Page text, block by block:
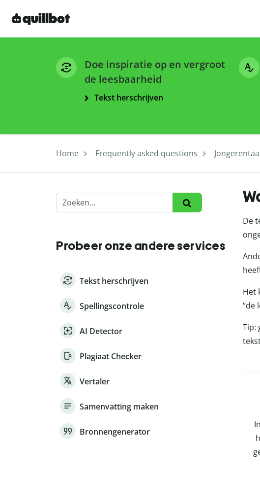
Doe inspiratie op en vergroot
de leesbaarheid
Tekst herschrijven
Home Frequently asked questions
Probeer onze andere services
Tekst herschrijven
Spellingscontrole
AI Detector
Plagiaat Checker
Vertaler
Samenvatting maken
Bronnengenerator
De
Het
“de
Tip: